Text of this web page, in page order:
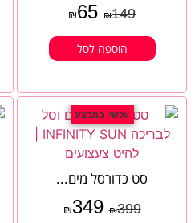
₪149
₪65
הוספה לסל
עכשיו במבצע
סט כדורסל מים...
₪399
₪349